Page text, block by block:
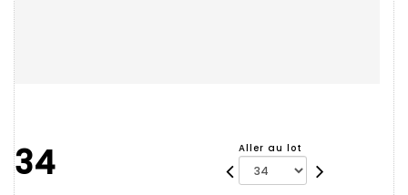
34 Aller au lot